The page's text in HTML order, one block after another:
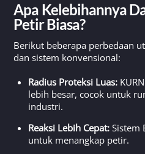
Apa Kelebihannya
Petir Biasa?
Berikut beberapa perbedaan
dan sistem konvensional:
Radius Proteksi Luas:
lebih besar, cocok untuk
industri.
Reaksi Lebih Cepat: Sistem
untuk menangkap petir.